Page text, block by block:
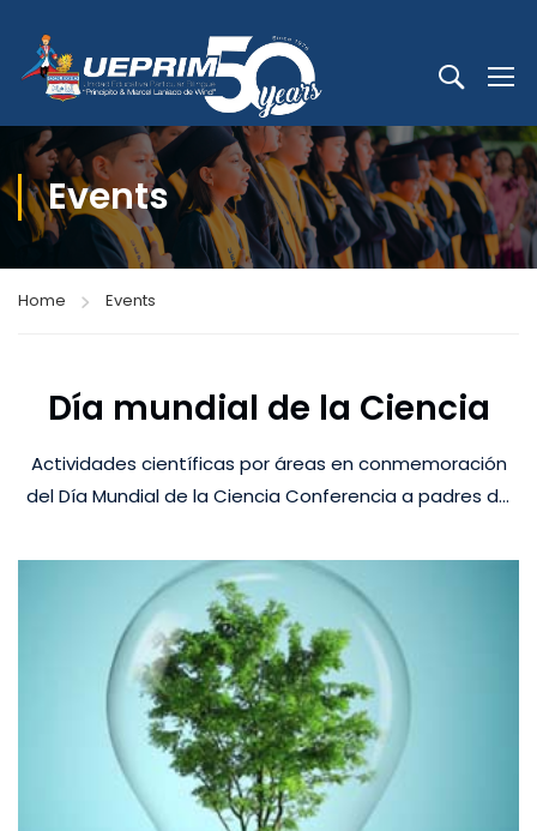
Events
Home Events
Día mundial de la Ciencia
Actividades científicas por áreas en conmemoración
del Día Mundial de la Ciencia Conferencia a padres de
Inicial hasta 6to EGB. Tema: Crianza positiva: Efectos de
los videojuegos en sus hijos.